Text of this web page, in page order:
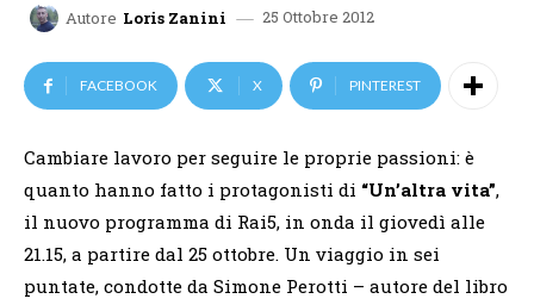
Autore Loris Zanini 25 Ottobre 2012
FACEBOOK X PINTEREST
Cambiare lavoro per seguire le proprie passioni: è
quanto hanno fatto i protagonisti di “Un’altra vita”,
il nuovo programma di Rai5, in onda il giovedì alle
21.15, a partire dal 25 ottobre. Un viaggio in sei
puntate, condotte da Simone Perotti – autore del libro